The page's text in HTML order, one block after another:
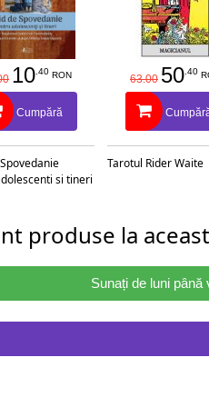
10 .40 RON
Cumpără
si tineri
63.00 50 .40
Tarotul Rider Waite
produse la
Sunați de luni